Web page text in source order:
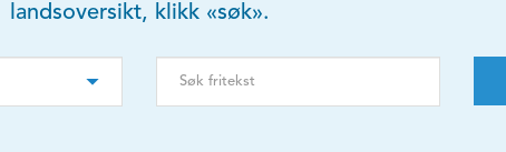
landsoversikt, klikk «søk».